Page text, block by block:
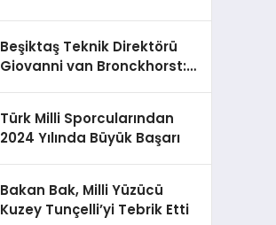
Beşiktaş Teknik Direktörü
Giovanni van Bronckhorst:
Türk Milli Sporcularından
2024 Yılında Büyük Başarı
Bakan Bak, Milli Yüzücü
Kuzey Tunçelli’yi Tebrik Etti